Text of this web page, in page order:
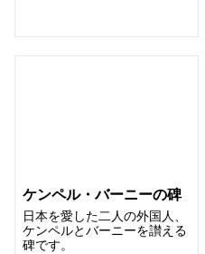
ケンペル・バーニーの碑
日本を愛した二人の外国人、
ケンペルとバーニーを讃える
碑です。